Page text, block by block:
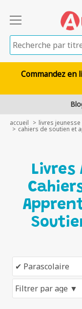
Commandez en
accueil livres jeunesse
cahiers de soutien et
Livres